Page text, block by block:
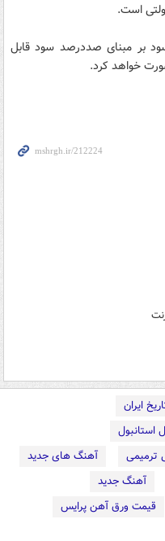
است.
بر مبنای صددرصد سود قابل
خواهد کرد.
ایران
استانبول
ترمیمی
آهنگ های جدید
آهنگ جدید
قیمت ورق آهن پرایس